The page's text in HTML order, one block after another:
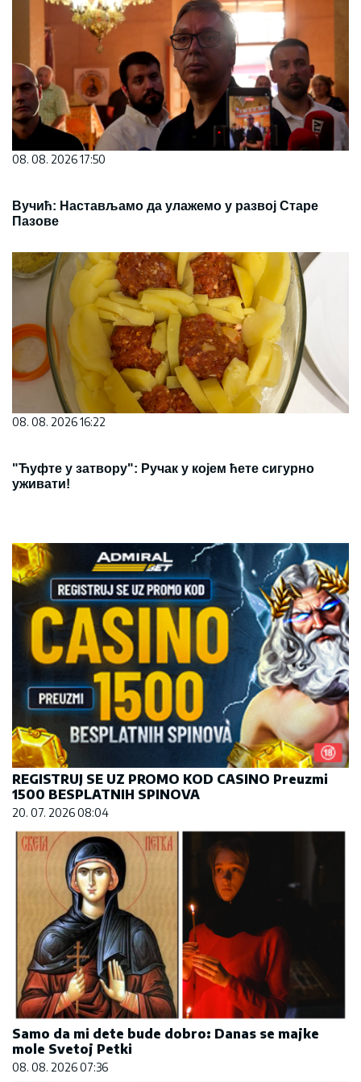
08. 08. 2026 17:50
Вучић: Настављамо да улажемо у развој Старе
Пазове
08. 08. 2026 16:22
"Ћуфте у затвору": Ручак у којем ћете сигурно
уживати!
REGISTRUJ SE UZ PROMO KOD CASINO Preuzmi
1500 BESPLATNIH SPINOVA
20. 07. 2026 08:04
Samo da mi dete bude dobro: Danas se majke
mole Svetoj Petki
08. 08. 2026 07:36